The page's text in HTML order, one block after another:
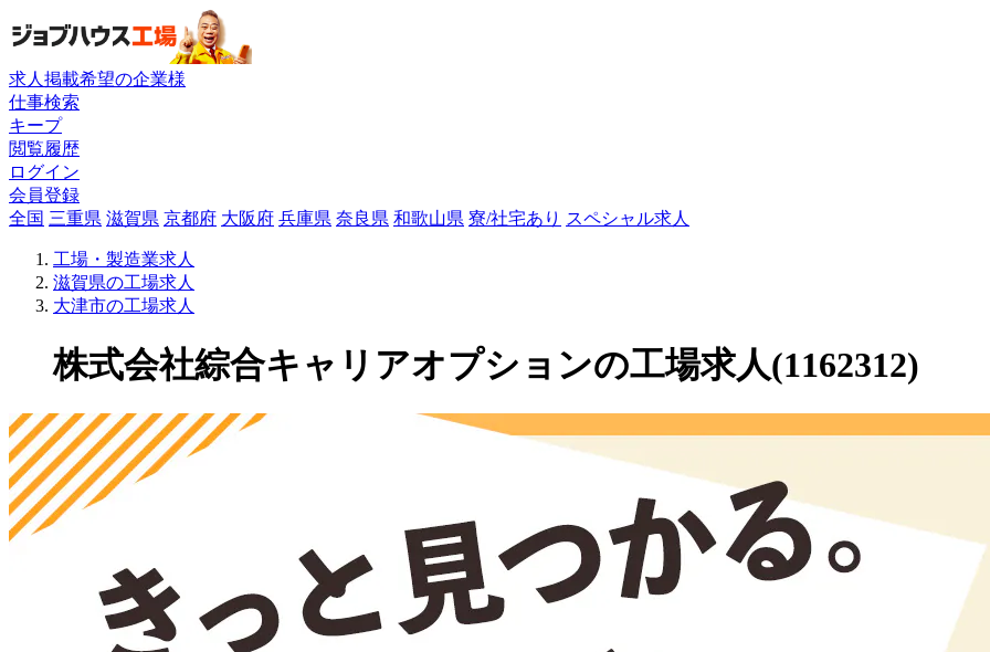
求人掲載希望の企業様
仕事検索
キープ
閲覧履歴
ログイン
会員登録
全国 三重県 滋賀県 京都府 大阪府 兵庫県 奈良県 和歌山県 寮/社宅あり スペシャル求人
工場・製造業求人
滋賀県の工場求人
大津市の工場求人
株式会社綜合キャリアオプションの工場求人(1162312)